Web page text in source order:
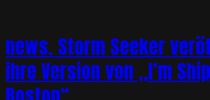
news. Storm Seeker
ihre Version von „I’m